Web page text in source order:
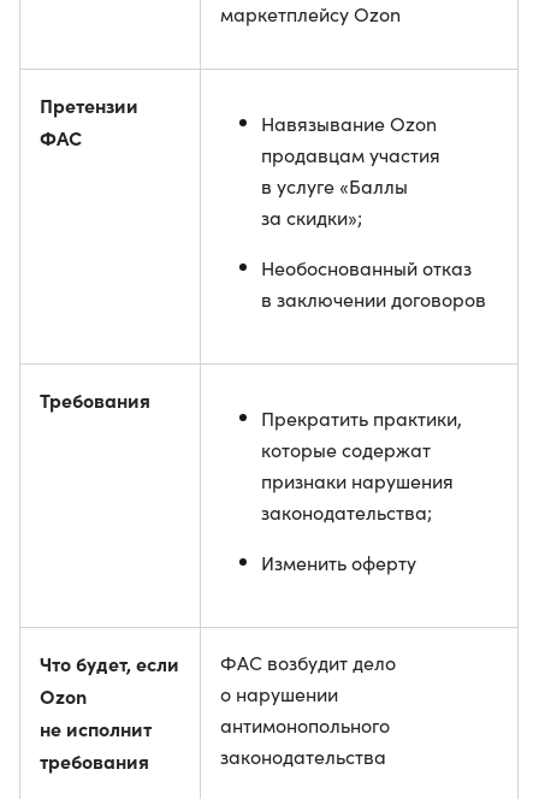
маркетплейсу Ozon
Претензии
ФАС
Навязывание Ozon
продавцам участия
в услуге «Баллы
за скидки»;
Необоснованный отказ
в заключении договоров
Требования
Прекратить практики,
которые содержат
признаки нарушения
законодательства;
Изменить оферту
Что будет, если
Ozon
не исполнит
требования
ФАС возбудит дело
о нарушении
антимонопольного
законодательства